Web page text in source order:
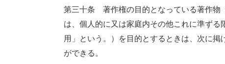
第三十条 著作権の目的となっている著作物
は、個人的に又は家庭内その他これに準ず
用」という。）を目的とするときは、次に
ができる。